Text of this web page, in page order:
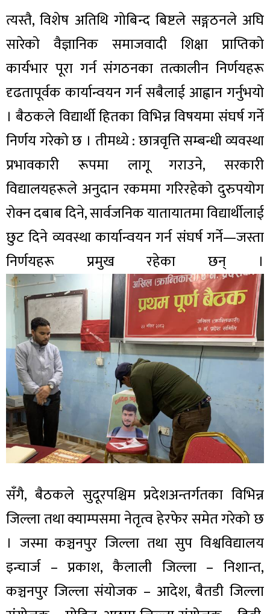
त्यस्तै, विशेष अतिथि गोबिन्द बिष्टले सङ्गठनले अघि
सारेको वैज्ञानिक समाजवादी शिक्षा प्राप्तिको
कार्यभार पूरा गर्न संगठनका तत्कालीन निर्णयहरू
दृढतापूर्वक कार्यान्वयन गर्न सबैलाई आह्वान गर्नुभयो
। बैठकले विद्यार्थी हितका विभिन्न विषयमा संघर्ष गर्ने
निर्णय गरेको छ । तीमध्ये : छात्रवृत्ति सम्बन्धी व्यवस्था
प्रभावकारी रूपमा लागू गराउने, सरकारी
विद्यालयहरूले अनुदान रकममा गरिरहेको दुरुपयोग
रोक्न दबाब दिने, सार्वजनिक यातायातमा विद्यार्थीलाई
छुट दिने व्यवस्था कार्यान्वयन गर्न संघर्ष गर्ने—जस्ता
निर्णयहरू प्रमुख रहेका छन् ।
सँगै, बैठकले सुदूरपश्चिम प्रदेशअन्तर्गतका विभिन्न
जिल्ला तथा क्याम्पसमा नेतृत्व हेरफेर समेत गरेको छ
। जस्मा कञ्चनपुर जिल्ला तथा सुप विश्वविद्यालय
इन्चार्ज – प्रकाश, कैलाली जिल्ला – निशान्त,
कञ्चनपुर जिल्ला संयोजक – आदेश, बैतडी जिल्ला